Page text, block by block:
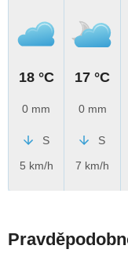
18 °C
0 mm
S
5 km/h
17 °C
0 mm
S
7 km/h